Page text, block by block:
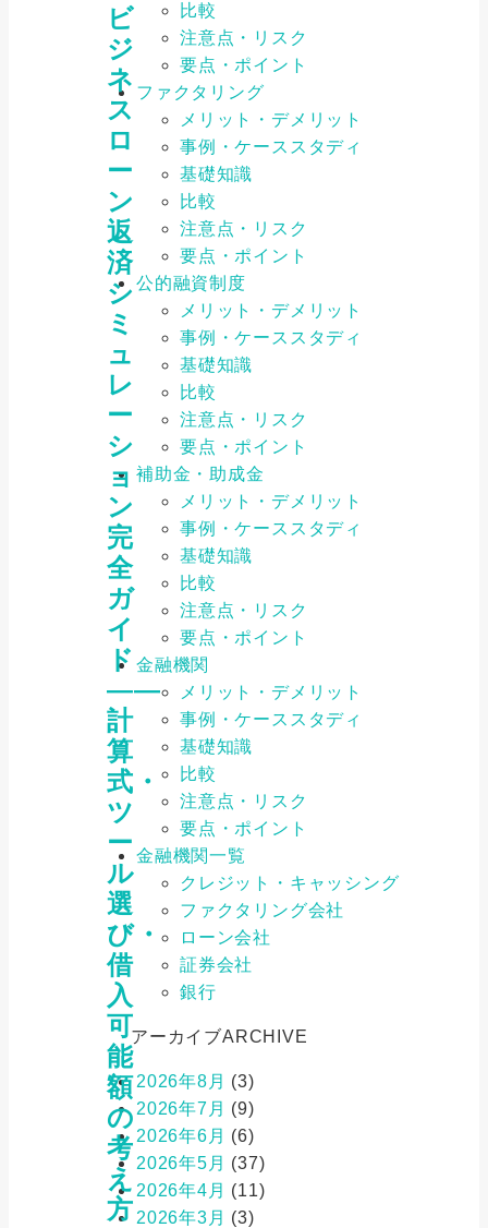
ビ
ジ
ネ
ス
ロ
ー
ン
返
済
シ
ミ
ュ
レ
ー
シ
ョ
ン
完
全
ガ
イ
ド
――
計
算
式・
ツ
ー
ル
選
び・
借
入
可
能
額
の
考
え
方
比較
注意点・リスク
要点・ポイント
ファクタリング
メリット・デメリット
事例・ケーススタディ
基礎知識
比較
注意点・リスク
要点・ポイント
公的融資制度
メリット・デメリット
事例・ケーススタディ
基礎知識
比較
注意点・リスク
要点・ポイント
補助金・助成金
メリット・デメリット
事例・ケーススタディ
基礎知識
比較
注意点・リスク
要点・ポイント
金融機関
メリット・デメリット
事例・ケーススタディ
基礎知識
比較
注意点・リスク
要点・ポイント
金融機関一覧
クレジット・キャッシング
ファクタリング会社
ローン会社
証券会社
銀行
アーカイブARCHIVE
2026年8月 (3)
2026年7月 (9)
2026年6月 (6)
2026年5月 (37)
2026年4月 (11)
2026年3月 (3)